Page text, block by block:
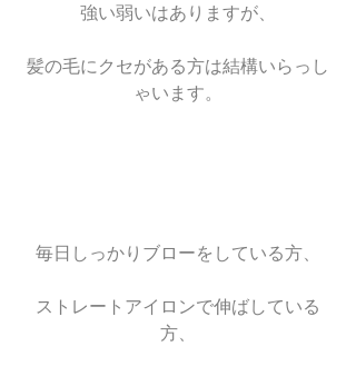
強い弱いはありますが、
髪の毛にクセがある方は結構いらっし
ゃいます。
毎日しっかりブローをしている方、
ストレートアイロンで伸ばしている
方、